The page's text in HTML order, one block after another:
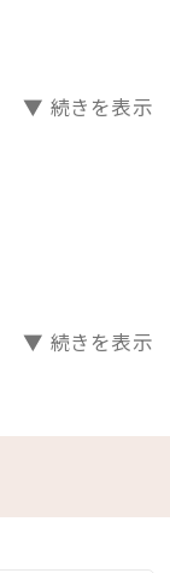
行等の大人数
て「手づくりで
１１：００
▼ 続きを表示
▼ 続きを表示